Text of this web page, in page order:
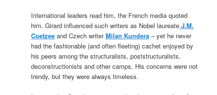
International leaders read him, the French media quoted
him. Girard influenced such writers as Nobel laureate J.M.
Coetzee and Czech writerMilan Kundera – yet he never
had the fashionable (and often fleeting) cachet enjoyed by
his peers among the structuralists, poststructuralists,
deconstructionists and other camps. His concerns were not
trendy, but they were always timeless.